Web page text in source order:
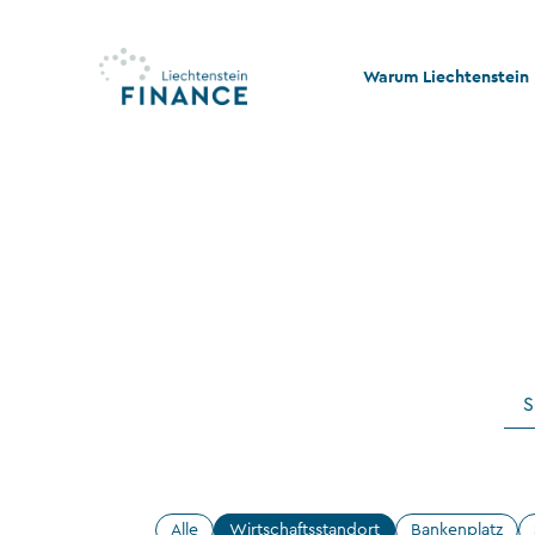
Warum Liechtenstein
Alle Wirtschaftsstandort Bankenplatz